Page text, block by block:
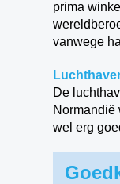
prima
vanwege
De
Normandië
wel erg